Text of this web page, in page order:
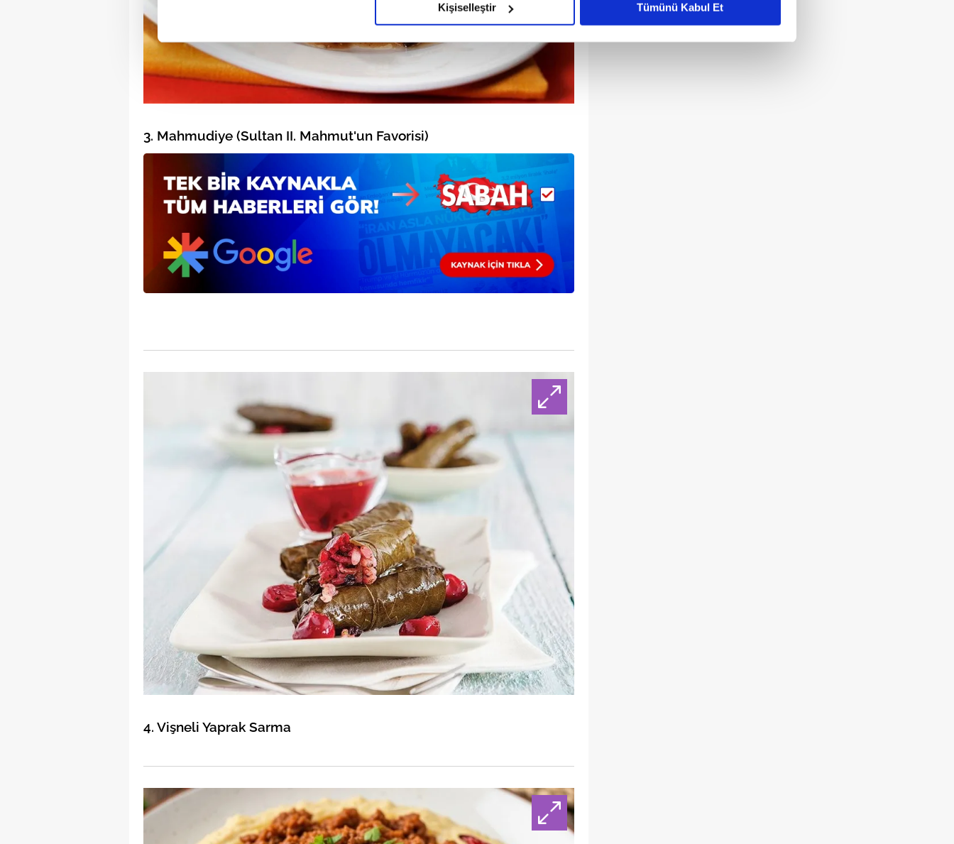
Sizlere daha iyi bir hizmet sunabilmek için İnternet Sitemizde kendimize ve üçüncü kişilere ait çerezler kullanılmaktadır. Bu
çerezler vasıtasıyla çeşitli kişisel verileriniz işlenmekte olup gerekli olan çerezler bilgi toplumu hizmetlerinin sunulması
amacıyla kullanılmaktadır. Diğer çerezler, sitemizin daha işlevsel kılınması ve kişiselleştirilmesi ve sizlere yönelik
butonuna tıklayabilir,
ziyaret edebilirsiniz.
6698 sayılı Kişisel Verilerin Korunması Kanunu uyarınca hazırlanmış Aydınlatma Metnimizi okumak ve sitemizde ilgili
mevzuata uygun olarak kullanılan çerezlerle ilgili bilgi almak için lütfentıklayınız
Kişiselleştir Tümünü Kabul Et
3. Mahmudiye (Sultan II. Mahmut'un Favorisi)
4. Vişneli Yaprak Sarma